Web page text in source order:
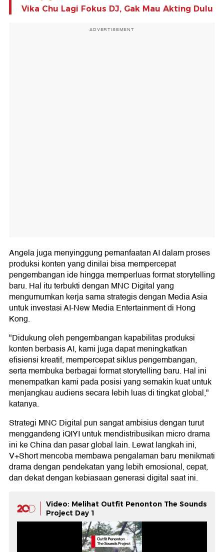
Vika Chu Lagi Fokus DJ, Gak Mau Akting Dulu
ADVERTISEMENT
Angela juga menyinggung pemanfaatan AI dalam proses
produksi konten yang dinilai bisa mempercepat
pengembangan ide hingga memperluas format storytelling
baru. Hal itu terbukti dengan MNC Digital yang
mengumumkan kerja sama strategis dengan Media Asia
untuk investasi AI-New Media Entertainment di Hong
Kong.
"Didukung oleh pengembangan kapabilitas produksi
konten berbasis AI, kami juga dapat meningkatkan
efisiensi kreatif, mempercepat siklus pengembangan,
serta membuka berbagai format storytelling baru. Hal ini
menempatkan kami pada posisi yang semakin kuat untuk
menjangkau audiens secara lebih luas di tingkat global,"
katanya.
Strategi MNC Digital pun sangat ambisius dengan turut
menggandeng iQIYI untuk mendistribusikan micro drama
ini ke China dan pasar global lain. Lewat langkah ini,
V+Short mencoba membawa pengalaman baru menikmati
drama dengan pendekatan yang lebih emosional, cepat,
dan dekat dengan kebiasaan generasi digital saat ini.
Video: Melihat Outfit Penonton The Sounds
Project Day 1